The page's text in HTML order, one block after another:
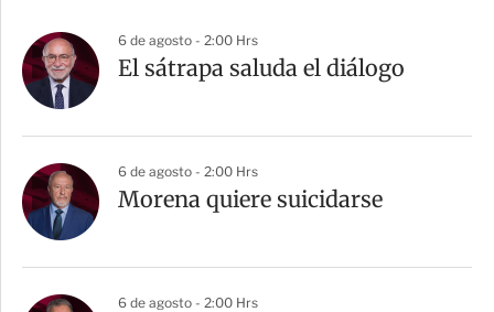
a
r
t
6 de agosto - 2:00 Hrs
El sátrapa saluda el diálogo
6 de agosto - 2:00 Hrs
Morena quiere suicidarse
6 de agosto - 2:00 Hrs